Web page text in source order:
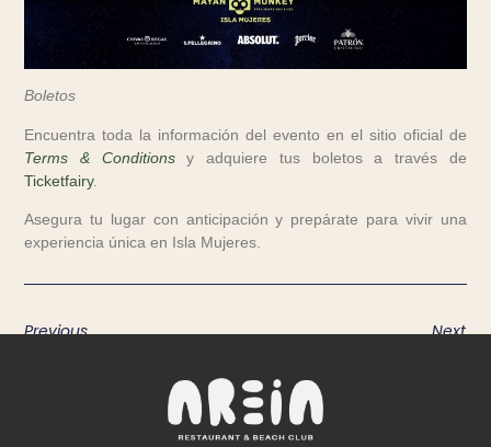
Boletos
Encuentra toda la información del evento en el sitio oficial de
Terms & Conditions
y adquiere tus boletos a través de
Ticketfairy.
Asegura tu lugar con anticipación y prepárate para vivir una
experiencia única en Isla Mujeres.
Previous Next